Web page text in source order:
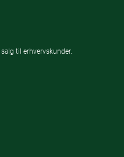
til erhvervskunder.